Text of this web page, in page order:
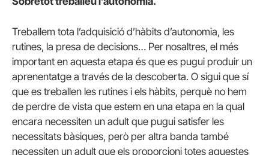
Treballem tota l’adquisició d’hàbits d’autonomia, les
rutines, la presa de decisions… Per nosaltres, el més
important en aquesta etapa és que es pugui produir un
aprenentatge a través de la descoberta. O sigui que sí
que es treballen les rutines i els hàbits, perquè no hem
de perdre de vista que estem en una etapa en la qual
encara necessiten un adult que pugui satisfer les
necessitats bàsiques, però per altra banda també
necessiten un adult que els proporcioni totes aquestes